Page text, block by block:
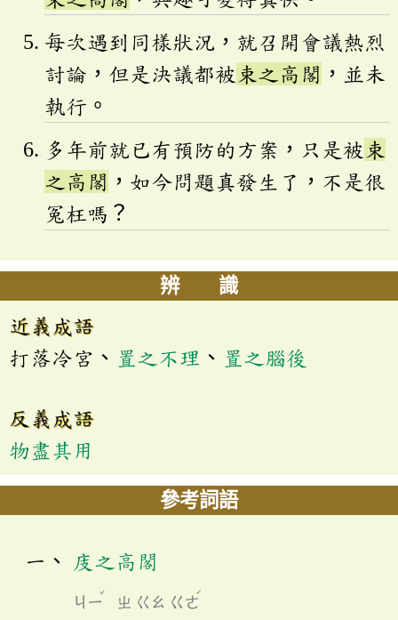
每次遇到同樣狀況，就召開會議熱烈
討論，但是決議都被 束之高閣 ，並未
執行。
多年前就已有預防的方案，只是被 束
之高閣 ，如今問題真發生了，不是很
冤枉嗎？
辨 識
近義成語
打落冷宮、 置之不理 、 置之腦後
反義成語
物盡其用
參考詞語
庋之高閣
ㄐㄧ
ˇ
ㄓ ㄍㄠ ㄍㄜ
ˊ